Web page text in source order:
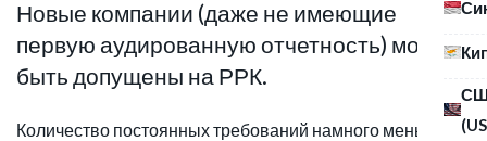
Новые компании (даже не имеющие
первую аудированную отчетность) могут
быть допущены на РРК.
Количество постоянных требований намного меньше по